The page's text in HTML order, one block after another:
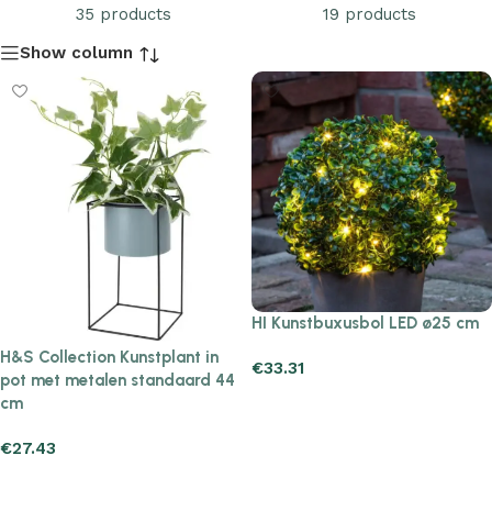
35 products
19 products
Show column
H&S Collection Kunstplant in
pot met metalen standaard 44
cm
€27.43
HI Kunstbuxusbol LED ø25 cm
€33.31